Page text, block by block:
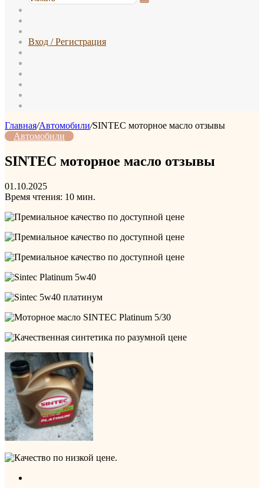
Искать
статья
Вход / Регистрация
Главная/Автомобили/SINTEC моторное масло отзывы
Автомобили
SINTEC моторное масло отзывы
01.10.2025
Время чтения: 10 мин.